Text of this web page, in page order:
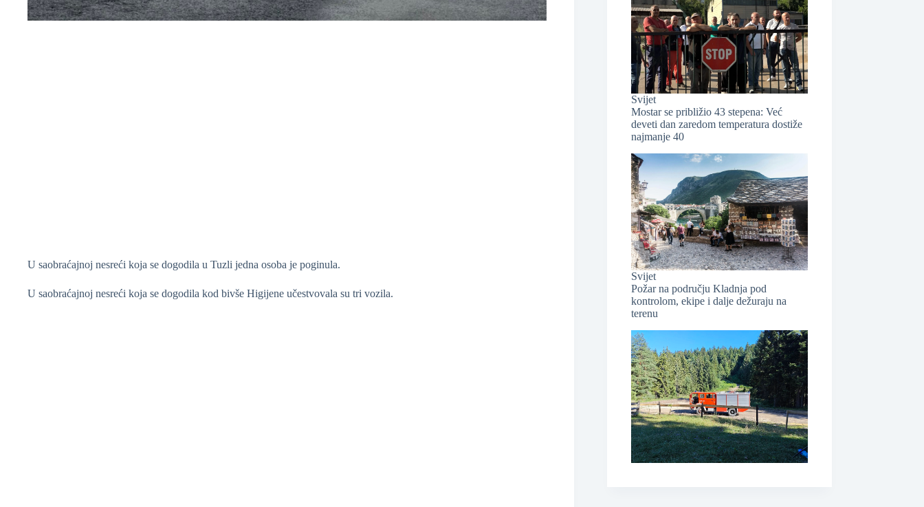
U saobraćajnoj nesreći koja se dogodila u Tuzli jedna osoba je poginula.
U saobraćajnoj nesreći koja se dogodila kod bivše Higijene učestvovala su tri vozila.
Svijet
Mostar se približio 43 stepena: Već
deveti dan zaredom temperatura dostiže
najmanje 40
Svijet
Požar na području Kladnja pod
kontrolom, ekipe i dalje dežuraju na
terenu
❆